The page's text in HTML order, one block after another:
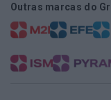
Outras marcas do